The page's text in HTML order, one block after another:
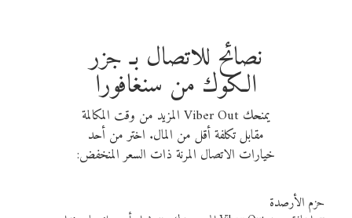
نصائح للاتصال بـ جزر
الكوك من سنغافورا
يمنحك Viber Out المزيد من وقت المكالمة
مقابل تكلفة أقل من المال. اختر من أحد
خيارات الاتصال المرنة ذات السعر المنخفض:
حزم الأرصدة